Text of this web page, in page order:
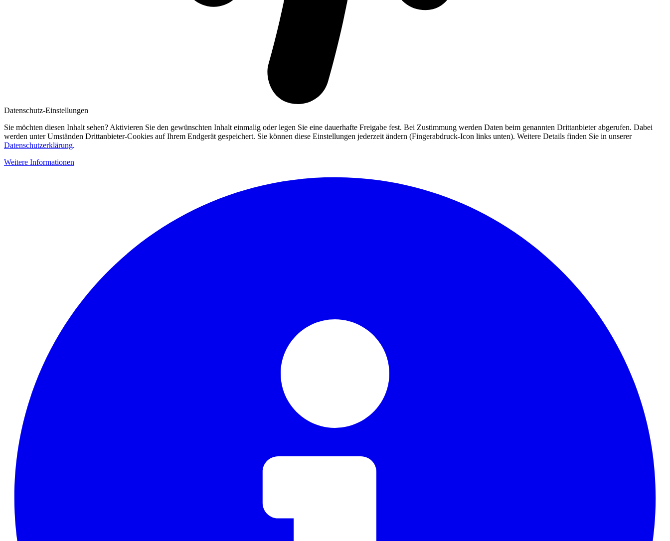
Datenschutz-Einstellungen
Sie möchten diesen Inhalt sehen? Aktivieren Sie den gewünschten Inhalt einmalig oder legen Sie eine dauerhafte Freigabe fest. Bei Zustimmung werden Daten beim genannten Drittanbieter abgerufen. Dabei
werden unter Umständen Drittanbieter-Cookies auf Ihrem Endgerät gespeichert. Sie können diese Einstellungen jederzeit ändern (Fingerabdruck-Icon links unten). Weitere Details finden Sie in unserer
Datenschutzerklärung.
Weitere Informationen